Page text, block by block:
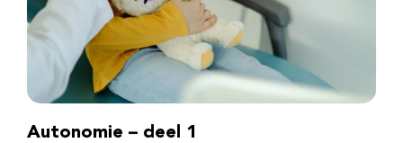
Autonomie – deel 1